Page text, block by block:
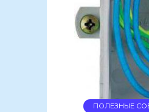
ПОЛЕЗНЫЕ